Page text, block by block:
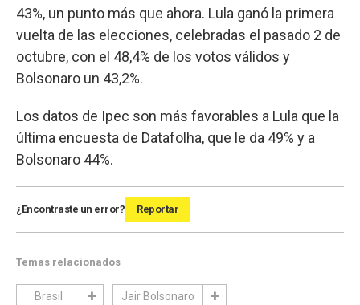
43%, un punto más que ahora. Lula ganó la primera
vuelta de las elecciones, celebradas el pasado 2 de
octubre, con el 48,4% de los votos válidos y
Bolsonaro un 43,2%.
Los datos de Ipec son más favorables a Lula que la
última encuesta de Datafolha, que le da 49% y a
Bolsonaro 44%.
¿Encontraste un error? Reportar
Temas relacionados
Brasil Jair Bolsonaro